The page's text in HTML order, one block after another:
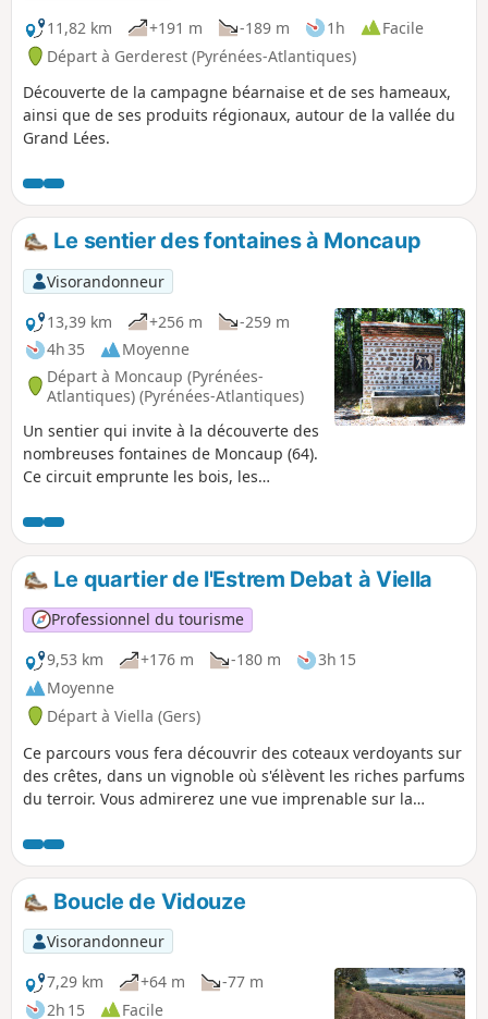
11,82 km
+191 m -189 m 1h
Facile
Départ à Gerderest (Pyrénées-Atlantiques)
Découverte de la campagne béarnaise et de ses hameaux,
ainsi que de ses produits régionaux, autour de la vallée du
Grand Lées.
Le sentier des fontaines à Moncaup
Visorandonneur
13,39 km
+256 m
-259 m
4h 35
Moyenne
Départ à Moncaup (Pyrénées-
Atlantiques) (Pyrénées-Atlantiques)
Un sentier qui invite à la découverte des
nombreuses fontaines de Moncaup (64).
Ce circuit emprunte les bois, les
belles parties ombragées ainsi que des
points de vue variés. Un circuit à éviter
durant les périodes humides.
Le quartier de l'Estrem Debat à Viella
Professionnel du tourisme
9,53 km
+176 m -180 m
3h 15
Moyenne
Départ à Viella (Gers)
Ce parcours vous fera découvrir des coteaux verdoyants sur
des crêtes, dans un vignoble où s'élèvent les riches parfums
du terroir. Vous admirerez une vue imprenable sur la
Boucle de Vidouze
Visorandonneur
7,29 km
+64 m
-77 m
2h 15
Facile